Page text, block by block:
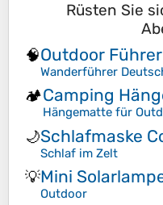
Rüsten Sie
🧠Outdoor
Wanderführer
🏕️Camping
Hängematte für
🌙Schlafmaske
Schlaf im Zelt
💡Mini
Outdoor